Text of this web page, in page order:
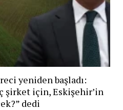
yeniden başladı:
şirket için, Eskişehir’in
dedi